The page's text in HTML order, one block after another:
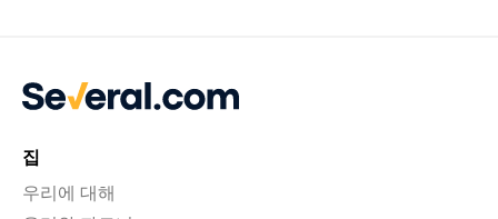
집
우리에 대해